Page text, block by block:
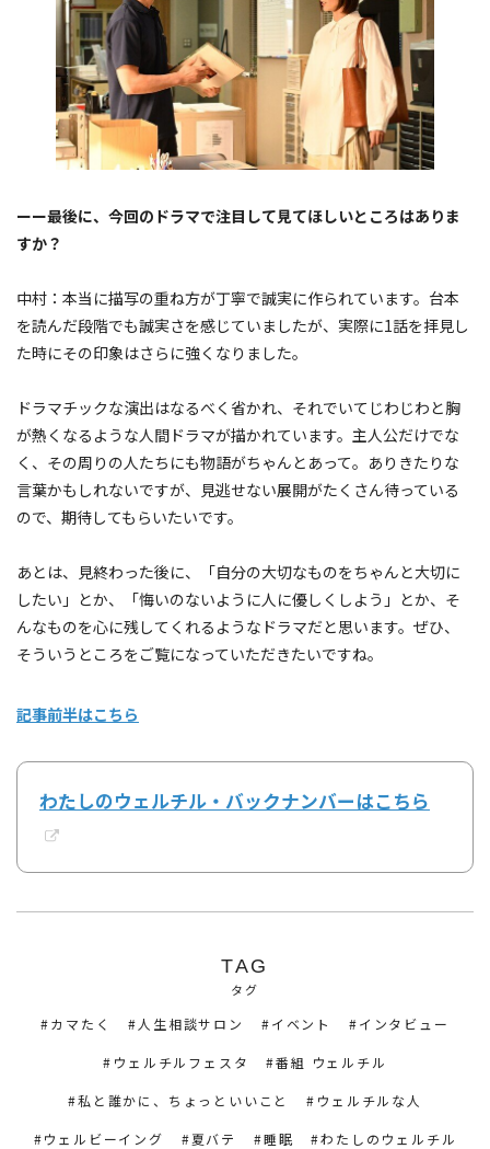
ーー最後に、今回のドラマで注目して見てほしいところはありま
すか？
中村：本当に描写の重ね方が丁寧で誠実に作られています。台本
を読んだ段階でも誠実さを感じていましたが、実際に1話を拝見し
た時にその印象はさらに強くなりました。
ドラマチックな演出はなるべく省かれ、それでいてじわじわと胸
が熱くなるような人間ドラマが描かれています。主人公だけでな
く、その周りの人たちにも物語がちゃんとあって。ありきたりな
言葉かもしれないですが、見逃せない展開がたくさん待っている
ので、期待してもらいたいです。
あとは、見終わった後に、「自分の大切なものをちゃんと大切に
したい」とか、「悔いのないように人に優しくしよう」とか、そ
んなものを心に残してくれるようなドラマだと思います。ぜひ、
そういうところをご覧になっていただきたいですね。
記事前半はこちら
わたしのウェルチル・バックナンバーはこちら
TAG
タグ
カマたく 人生相談サロン イベント インタビュー
ウェルチルフェスタ 番組 ウェルチル
私と誰かに、ちょっといいこと ウェルチルな人
ウェルビーイング 夏バテ 睡眠 わたしのウェルチル